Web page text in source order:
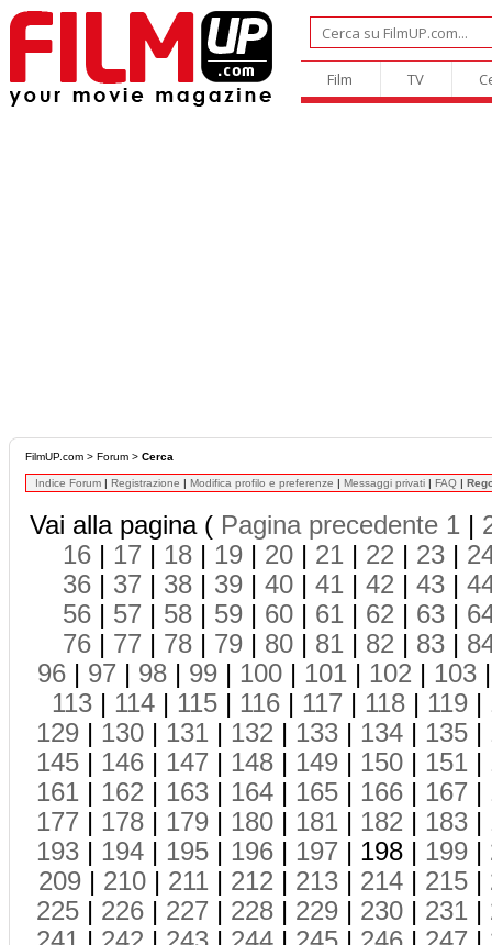
Film TV
FilmUP.com > Forum > Cerca
Indice Forum | Registrazione | Modifica profilo e preferenze | Messaggi privati | FAQ |
Vai alla pagina ( Pagina precedente 1 |
16 | 17 | 18 | 19 | 20 | 21 | 22 | 23 |
36 | 37 | 38 | 39 | 40 | 41 | 42 | 43 |
56 | 57 | 58 | 59 | 60 | 61 | 62 | 63 |
76 | 77 | 78 | 79 | 80 | 81 | 82 | 83 |
96 | 97 | 98 | 99 | 100 | 101 | 102 | 103
113 | 114 | 115 | 116 | 117 | 118 | 119 |
129 | 130 | 131 | 132 | 133 | 134 | 135 |
145 | 146 | 147 | 148 | 149 | 150 | 151 |
161 | 162 | 163 | 164 | 165 | 166 | 167 |
177 | 178 | 179 | 180 | 181 | 182 | 183 |
193 | 194 | 195 | 196 | 197 | 198 | 199 |
209 | 210 | 211 | 212 | 213 | 214 | 215 |
225 | 226 | 227 | 228 | 229 | 230 | 231 |